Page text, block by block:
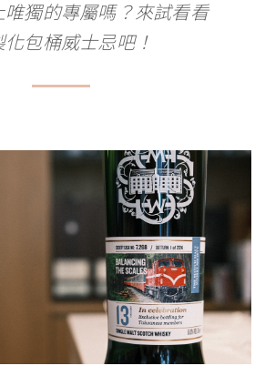
獨的專屬嗎？來試看看
化包桶威士忌吧！